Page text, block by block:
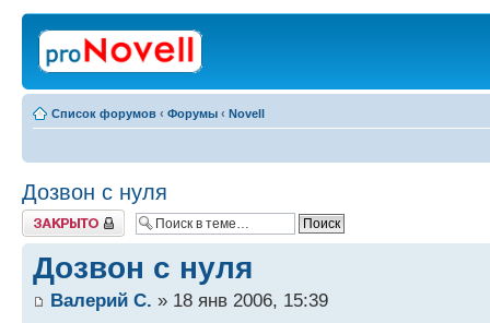
Список форумов ‹ Форумы ‹ Novell
Дозвон с нуля
Закрыто
Дозвон с нуля
Валерий С. » 18 янв 2006, 15:39